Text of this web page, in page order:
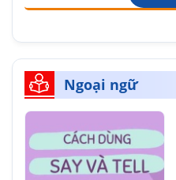
Ngoại ngữ